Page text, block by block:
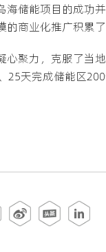
储能项目的成功
的商业化推广积累
心聚力，克服了当
25天完成储能区